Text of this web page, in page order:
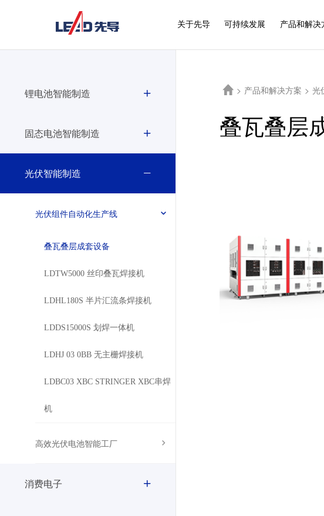
关于先导 可持续发展 产品和解决
锂电池智能制造
固态电池智能制造
光伏智能制造
光伏组件自动化生产线
叠瓦叠层成套设备
LDTW5000 丝印叠瓦焊接机
LDHL180S 半片汇流条焊接机
LDDS15000S 划焊一体机
LDHJ 03 0BB 无主栅焊接机
LDBC03 XBC STRINGER XBC串焊
机
高效光伏电池智能工厂
消费电子
> 产品和解决方案 > 光
叠瓦叠层